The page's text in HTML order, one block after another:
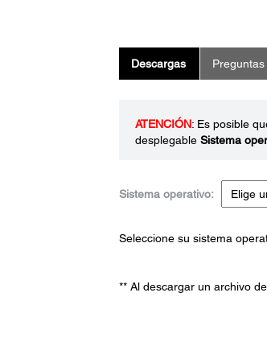
Descargas
ATENCIÓN: Es posible
desplegable Sistema
Sistema operativo:
Seleccione su sistema
** Al descargar un archivo